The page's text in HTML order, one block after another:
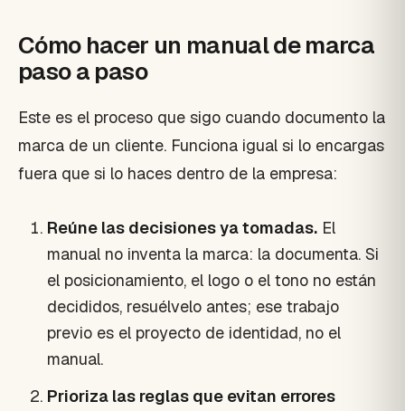
Cómo hacer un manual de marca
paso a paso
Este es el proceso que sigo cuando documento la
marca de un cliente. Funciona igual si lo encargas
fuera que si lo haces dentro de la empresa:
Reúne las decisiones ya tomadas. El
manual no inventa la marca: la documenta. Si
el posicionamiento, el logo o el tono no están
decididos, resuélvelo antes; ese trabajo
previo es el proyecto de identidad, no el
manual.
Prioriza las reglas que evitan errores